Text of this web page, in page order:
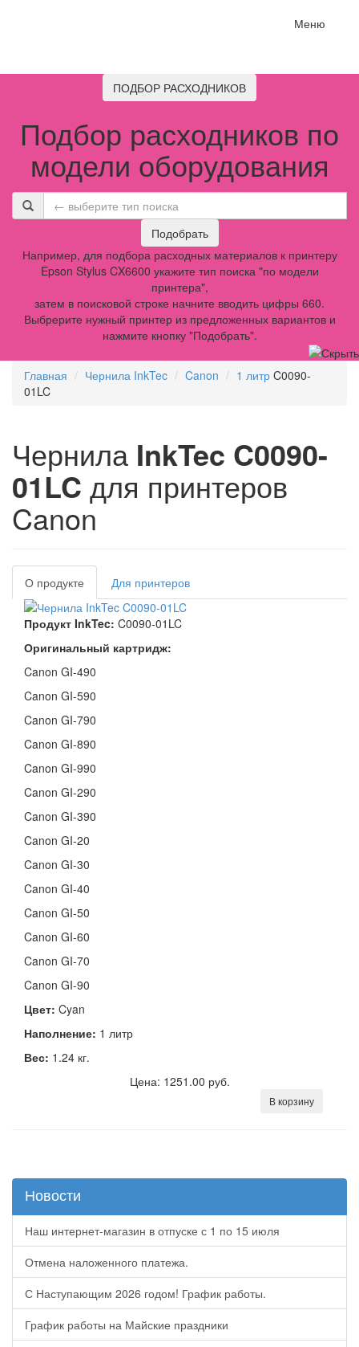
Меню
ПОДБОР РАСХОДНИКОВ
Подбор расходников по
модели оборудования
Подобрать
Например, для подбора расходных материалов к принтеру
Epson Stylus CX6600 укажите тип поиска "по модели
принтера",
затем в поисковой строке начните вводить цифры 660.
Выбрерите нужный принтер из предложенных вариантов и
нажмите кнопку "Подобрать".
Главная Чернила InkTec Canon 1 литр C0090-
01LC
Чернила InkTec C0090-
01LC для принтеров
Canon
О продукте Для принтеров
Продукт InkTec: C0090-01LC
Оригинальный картридж:
Canon GI-490
Canon GI-590
Canon GI-790
Canon GI-890
Canon GI-990
Canon GI-290
Canon GI-390
Canon GI-20
Canon GI-30
Canon GI-40
Canon GI-50
Canon GI-60
Canon GI-70
Canon GI-90
Цвет: Cyan
Наполнение: 1 литр
Вес: 1.24 кг.
Цена: 1251.00 руб.
В корзину
Новости
Наш интернет-магазин в отпуске с 1 по 15 июля
Отмена наложенного платежа.
С Наступающим 2026 годом! График работы.
График работы на Майские праздники